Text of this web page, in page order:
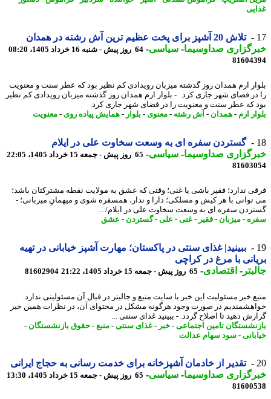
تلاش 20 آشپز برای پخت عظیم ترین آش رشته در همدان
صداوسیما-سیاسی-64 روز پیش - شنبه 16 خرداد 1405، 08:20
ارم همدان روز گذشته میزبان رویدادی کم نظیر بود که عطر سنت و معنویت
فضای شهر جاری کرد. - بلوار ارم همدان روز گذشته میزبان رویدادی کم نظیر
که عطر سنت و معنویت را در فضای شهر جاری کرد.
ارم
همدان- آش رشته -معنوی-بلوار -همایش پیاده روی -معنویت
گستردن سفره ای به وسعت سخاوت علی در ایلام
صداوسیما-سیاسی-65 روز پیش - جمعه 15 خرداد 1405، 22:05
ندارد؛ فقیر باشی یا غنی؛ وقتی که عشق به مولایت نقطه مشترکتان باشد؛
با هر کیش و مسلکی؛ دارا و ندار، همسفره شوی و میهمانِ میزبانی؛ -
سفره ای به وسعت سخاوت علی در ایلام/ ...
-میزبان-فقیر -غنی -علی -گستردن-عشق
ببینید| غذای سنتی در پاکستان؛ مهارت آشپز خیابانی در تهیه
با مرغ در کراچی
-اقتصادی-65 روز پیش - جمعه 15 خرداد 1405، 21:22 81602904
خبر مسئولیت این خبر با سایت منبع و جالبتر در قبال آن مسئولیتی ندارد.
در صورت وجود هرگونه مشکل در محتوای آن، در نظرات همین خبر
دهید تا اصلاح گردد. - ببینید غذای سنتی ...
تامین اجتماعی-خبر-غذای سنتی-منبع -حقوق بازنشستگان-
-سود سهام عدالت
تقدیر از خادمان آشپزخانه برای خدمت رسانی به حجاج ایرانی
صداوسیما-سیاسی-65 روز پیش - جمعه 15 خرداد 1405، 13:30